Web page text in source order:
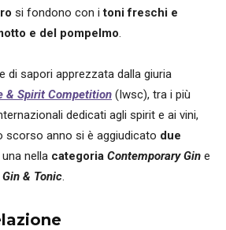
si fondono con itoni freschi e
e del pompelmo.
di sapori apprezzata dalla giuria
& Spirit Competition (Iwsc), tra i più
dedicati agli spirit e ai vini,
scorso anno si è aggiudicato due
una nella categoria Contemporary Gin e
Gin & Tonic.